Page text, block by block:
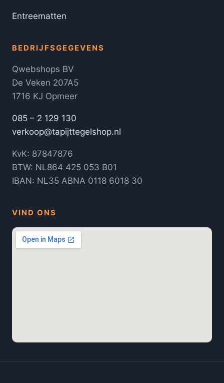
Entreematten
BEDRIJFSGEGEVENS
Qwebshops BV
De Veken 207A5
1716 KJ Opmeer
085 – 2 129 130
verkoop@tapijttegelshop.nl
KvK: 87847876
BTW: NL864 425 053 B01
IBAN: NL35 ABNA 0118 6018 30
VIND ONS